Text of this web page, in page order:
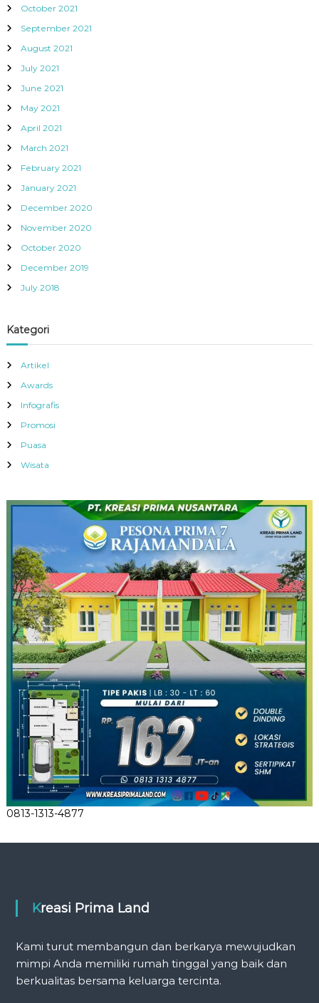
October 2021
September 2021
August 2021
July 2021
June 2021
May 2021
April 2021
March 2021
February 2021
January 2021
December 2020
November 2020
October 2020
December 2019
July 2018
Kategori
Artikel
Awards
Infografis
Promosi
Puasa
Wisata
0813-1313-4877
Kreasi Prima Land
Kami turut membangun dan berkarya mewujudkan
mimpi Anda memiliki rumah tinggal yang baik dan
berkualitas bersama keluarga tercinta.